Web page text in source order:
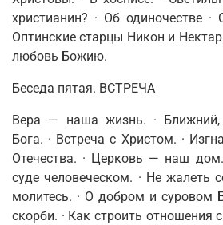
христианин? · Об одиночестве ·
Оптинские старцы Никон и
любовь Божию.
Беседа пятая. ВСТРЕЧА
Вера — наша жизнь. ·
Бога. · Встреча с Христом. ·
Отечества. · Церковь — наш
суде человеческом. · Не жалеть
мо­литесь. · О добром и суровом
скорби. · Как строить отношения